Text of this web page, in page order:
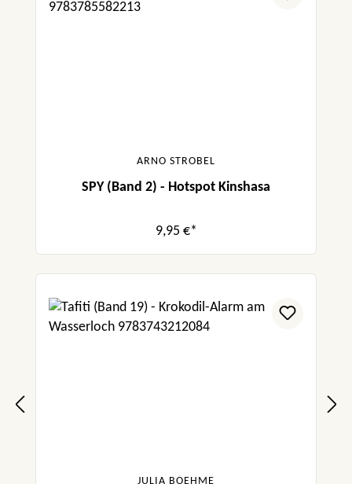
ARNO STROBEL
SPY (Band 2) - Hotspot Kinshasa
9,95 €*
JULIA BOEHME